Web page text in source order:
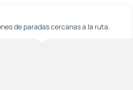
de paradas cercanas a la ruta.